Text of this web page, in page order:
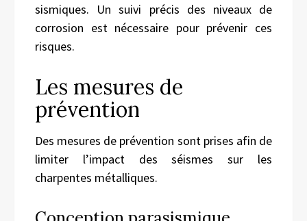
sismiques. Un suivi précis des niveaux de
corrosion est nécessaire pour prévenir ces
risques.
Les mesures de
prévention
Des mesures de prévention sont prises afin de
limiter l’impact des séismes sur les
charpentes métalliques.